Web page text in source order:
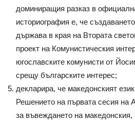
доминиращия разказ в
историография е, че
държава в края на Втората
проект на Комунистическия
югославските комунисти от
срещу българските интерес;
декларира, че македонският
Решението на първата сесия на
за въвеждането на